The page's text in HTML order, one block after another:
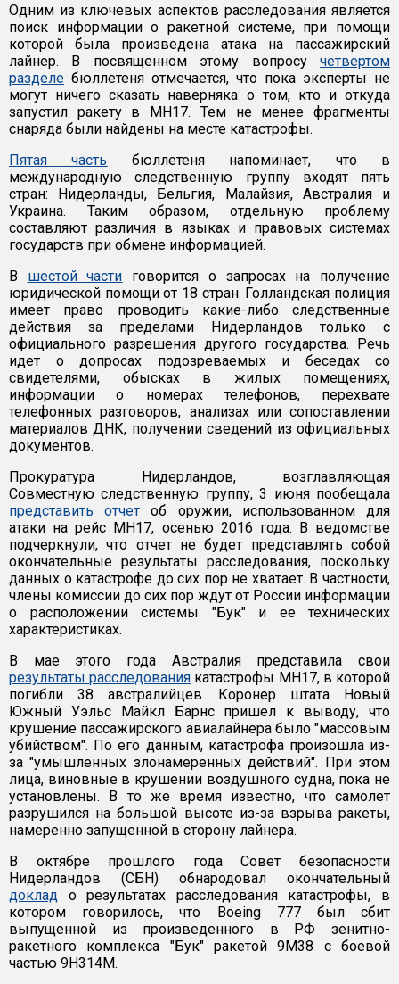
Одним из ключевых аспектов расследования является
поиск информации о ракетной системе, при помощи
которой была произведена атака на пассажирский
лайнер. В посвященном этому вопросу четвертом
разделе бюллетеня отмечается, что пока эксперты не
могут ничего сказать наверняка о том, кто и откуда
запустил ракету в MH17. Тем не менее фрагменты
снаряда были найдены на месте катастрофы.
Пятая часть бюллетеня напоминает, что в
международную следственную группу входят пять
стран: Нидерланды, Бельгия, Малайзия, Австралия и
Украина. Таким образом, отдельную проблему
составляют различия в языках и правовых системах
государств при обмене информацией.
В шестой части говорится о запросах на получение
юридической помощи от 18 стран. Голландская полиция
имеет право проводить какие-либо следственные
действия за пределами Нидерландов только с
официального разрешения другого государства. Речь
идет о допросах подозреваемых и беседах со
свидетелями, обысках в жилых помещениях,
информации о номерах телефонов, перехвате
телефонных разговоров, анализах или сопоставлении
материалов ДНК, получении сведений из официальных
документов.
Прокуратура Нидерландов, возглавляющая
Совместную следственную группу, 3 июня пообещала
представить отчет об оружии, использованном для
атаки на рейс MH17, осенью 2016 года. В ведомстве
подчеркнули, что отчет не будет представлять собой
окончательные результаты расследования, поскольку
данных о катастрофе до сих пор не хватает. В частности,
члены комиссии до сих пор ждут от России информации
о расположении системы "Бук" и ее технических
характеристиках.
В мае этого года Австралия представила свои
результаты расследования катастрофы MH17, в которой
погибли 38 австралийцев. Коронер штата Новый
Южный Уэльс Майкл Барнс пришел к выводу, что
крушение пассажирского авиалайнера было "массовым
убийством". По его данным, катастрофа произошла из-
за "умышленных злонамеренных действий". При этом
лица, виновные в крушении воздушного судна, пока не
установлены. В то же время известно, что самолет
разрушился на большой высоте из-за взрыва ракеты,
намеренно запущенной в сторону лайнера.
В октябре прошлого года Совет безопасности
Нидерландов (СБН) обнародовал окончательный
доклад о результатах расследования катастрофы, в
котором говорилось, что Boeing 777 был сбит
выпущенной из произведенного в РФ зенитно-
ракетного комплекса "Бук" ракетой 9М38 с боевой
частью 9Н314M.